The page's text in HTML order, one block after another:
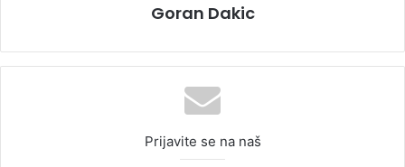
Goran Dakic
Prijavite se na naš